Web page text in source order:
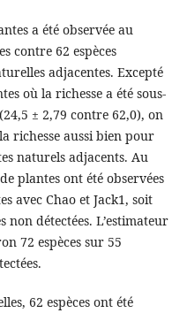
a été observée au
contre 62 espèces
adjacentes. Excepté
où la richesse a été sous-
± 2,79 contre 62,0), on
richesse aussi bien pour
naturels adjacents. Au
plantes ont été observées
avec Chao et Jack1, soit
non détectées. L’estimateur
72 espèces sur 55
62 espèces ont été